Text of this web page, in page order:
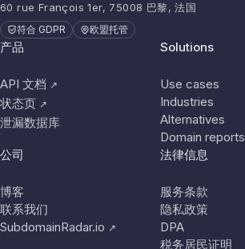
60 rue François 1er, 75008 巴黎, 法国
符合 GDPR 欧盟托管
产品
API 文档 ↗
状态页 ↗
泄漏数据库
Solutions
Use cases
Industries
Alternatives
Domain reports
公司
博客
联系我们
SubdomainRadar.io ↗
法律信息
服务条款
隐私政策
DPA
税务居民证明